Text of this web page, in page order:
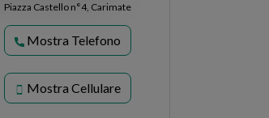
Piazza Castello n°4, Carimate
Mostra Telefono
Mostra Cellulare